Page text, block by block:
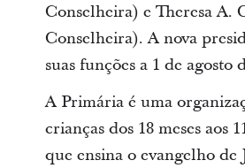
Conselheira) e Theresa A.
Conselheira). A nova
suas funções a 1 de agosto
A Primária é uma
crianças dos 18 meses aos
que ensina o evangelho de